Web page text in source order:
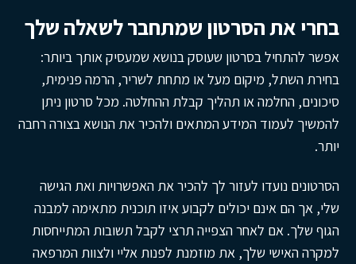
בחרי את הסרטון שמתחבר לשאלה שלך
אפשר להתחיל בסרטון שעוסק בנושא שמעסיק אותך ביותר:
בחירת השתל, מיקום מעל או מתחת לשריר, הרמה פנימית,
סיכונים, החלמה או תהליך קבלת ההחלטה. מכל סרטון ניתן
להמשיך לעמוד המידע המתאים ולהכיר את הנושא בצורה רחבה
יותר.
הסרטונים נועדו לעזור לך להכיר את האפשרויות ואת הגישה
שלי, אך הם אינם יכולים לקבוע איזו תוכנית מתאימה למבנה
הגוף שלך. אם לאחר הצפייה תרצי לקבל תשובות המתייחסות
למקרה האישי שלך, את מוזמנת לפנות אליי ולצוות המרפאה